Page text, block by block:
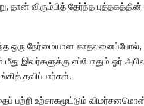
தான் விரும்பித் தேர்ந்த
ஒரு நேர்மையான காதலனைப்போல்,
இவர்களுக்கு எப்போதும் ஓர்
தவிப்பார்கள்.
பற்றி உற்சாகமூட்டும்